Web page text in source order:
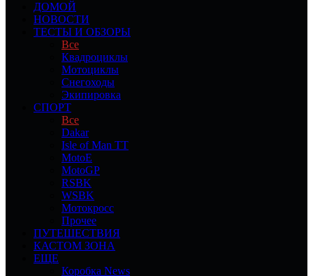
ДОМОЙ
НОВОСТИ
ТЕСТЫ И ОБЗОРЫ
Все
Квадроциклы
Мотоциклы
Снегоходы
Экипировка
СПОРТ
Все
Dakar
Isle of Man TT
MotoE
MotoGP
RSBK
WSBK
Мотокросс
Прочее
ПУТЕШЕСТВИЯ
КАСТОМ ЗОНА
ЕЩЕ
Коробка News